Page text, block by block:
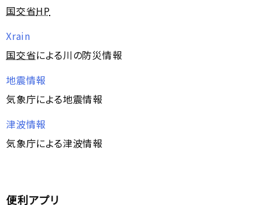
国交省HP
Xrain
国交省による川の防災情報
地震情報
気象庁による地震情報
津波情報
気象庁による津波情報
便利アプリ